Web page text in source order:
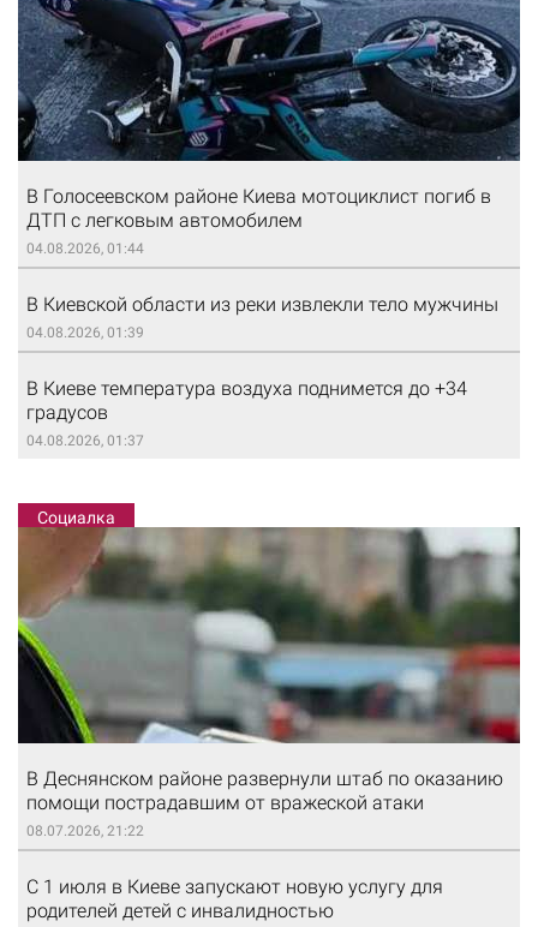
В Голосеевском районе Киева мотоциклист погиб в
ДТП с легковым автомобилем
04.08.2026, 01:44
В Киевской области из реки извлекли тело мужчины
04.08.2026, 01:39
В Киеве температура воздуха поднимется до +34
градусов
04.08.2026, 01:37
Социалка
В Деснянском районе развернули штаб по оказанию
помощи пострадавшим от вражеской атаки
08.07.2026, 21:22
С 1 июля в Киеве запускают новую услугу для
родителей детей с инвалидностью